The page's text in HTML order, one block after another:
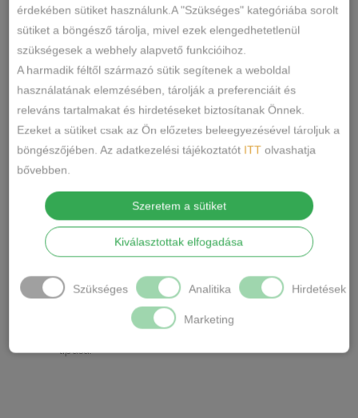
Alsó
mennyiség
SKU 31123
KATEGÓRIÁK Alsónemű,Bugyi
CÍMKÉK
Márka:Lemila
Anyaga: 95% pamut,5% elasztán
Ápolás: Gépben mosható.
Márka:Lemila
Lézervágott bugyi,pamut változata. Csípő
fazonú,hétköznapi darabok egyik legkedveltebb
típusa.
érdekében sütiket használunk.A "Szükséges" kategóriába sorolt
sütiket a böngésző tárolja, mivel ezek elengedhetetlenül
szükségesek a webhely alapvető funkcióihoz.
A harmadik féltől származó sütik segítenek a weboldal
használatának elemzésében, tárolják a preferenciáit és
releváns tartalmakat és hirdetéseket biztosítanak Önnek.
Ezeket a sütiket csak az Ön előzetes beleegyezésével tároljuk a
böngészőjében. Az adatkezelési tájékoztatót ITT olvashatja
bővebben.
Szeretem a sütiket
Kiválasztottak elfogadása
Szükséges Analitika Hirdetések
Marketing